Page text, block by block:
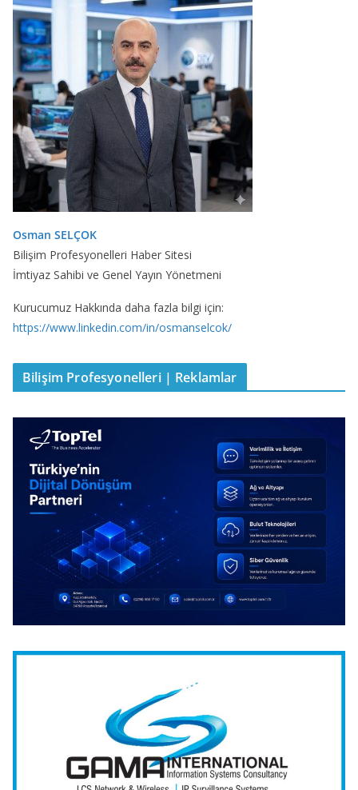
Osman SELÇOK
Bilişim Profesyonelleri Haber Sitesi
İmtiyaz Sahibi ve Genel Yayın Yönetmeni
Kurucumuz Hakkında daha fazla bilgi için:
https://www.linkedin.com/in/osmanselcok/
Bilişim Profesyonelleri | Reklamlar